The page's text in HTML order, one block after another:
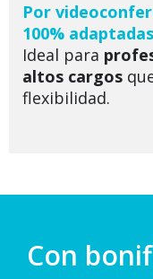
Por
100%
Ideal para
altos cargos
flexibilidad.
Con